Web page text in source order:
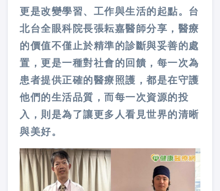
更是改變學習、工作與生活的起點。台
北台全眼科院長張耘嘉醫師分享，醫療
的價值不僅止於精準的診斷與妥善的處
置，更是一種對社會的回饋，每一次為
患者提供正確的醫療照護，都是在守護
他們的生活品質，而每一次資源的投
入，則是為了讓更多人看見世界的清晰
與美好。